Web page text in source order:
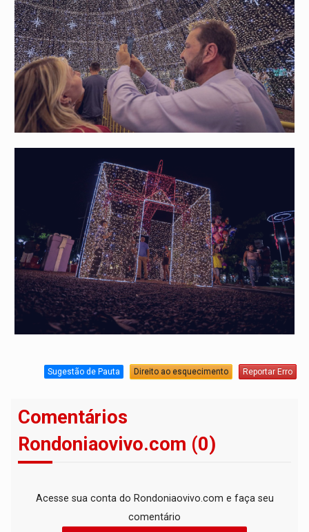
Sugestão de Pauta Direito ao esquecimento Reportar Erro
Comentários
Rondoniaovivo.com (0)
Acesse sua conta do Rondoniaovivo.com e faça seu
comentário